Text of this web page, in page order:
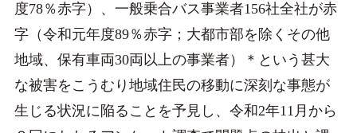
度78％赤字）、一般乗合バス事業者156社全社が赤
字（令和元年度89％赤字；大都市部を除くその他
地域、保有車両30両以上の事業者）＊という甚大
な被害をこうむり地域住民の移動に深刻な事態が
生じる状況に陥ることを予見し、令和2年11月から